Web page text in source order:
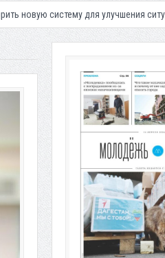
улучшения ситуации с парковками